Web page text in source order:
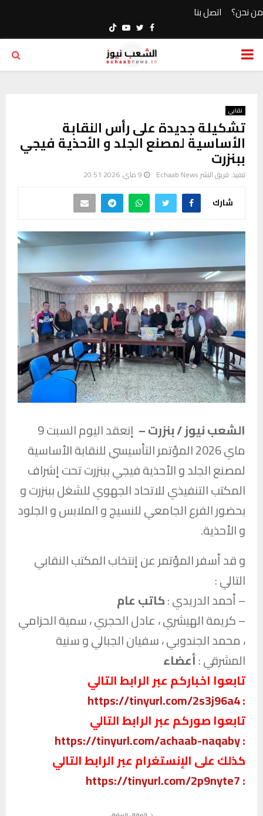
من نحن؟ اتصل بنا
Facebook
Twitter
Youtube
PRIMARY
نقابي
تشكيلة جديدة على رأس النقابة
الأساسية لمصنع الجلد و الأحذية فيجي
ببنزرت
تنفيذ: فريق النشر Echaab News 9 ماي، 2026 20:51
شارك
الشعب نيوز / بنزرت –
إنعقد اليوم السبت 9
ماي 2026 المؤتمر التأسيسي للنقابة الأساسية
لمصنع الجلد و الأحذية فيجي ببنزرت تحت إشراف
المكتب التنفيذي للاتحاد الجهوي للشغل ببنزرت و
بحضور الفرع الجامعي للنسيج و الملابس و الجلود
و الأحذية.
و قد أسفر المؤتمر عن إنتخاب المكتب النقابي
التالي :
– أحمد الدريدي :كاتب عام
– كريمة الهيشري ، عادل الحجري ، سمية الحزامي
، محمد الجندوبي ، سفيان الجبالي و سنية
المشرقي :أعضاء
تابعوا اخباركم عبر الرابط التالي
:
https://tinyurl.com/2s3j96a4
تابعوا صوركم عبر الرابط التالي
:
https://tinyurl.com/achaab-naqaby
كذلك على الإنستغرام عبر الرابط التالي
:
https://tinyurl.com/2p9nyte7